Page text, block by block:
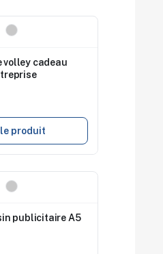
volley cadeau
produit
publicitaire A5